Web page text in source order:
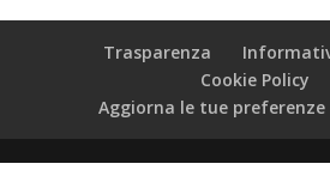
Trasparenza
Cookie Policy
Aggiorna le tue preferenze